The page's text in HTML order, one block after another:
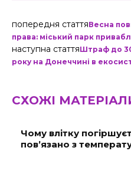
попередня статтяВесна
права: міський парк
наступна статтяШтраф до
року на Донеччині в
СХОЖІ
Чому влітку
пов’язано з